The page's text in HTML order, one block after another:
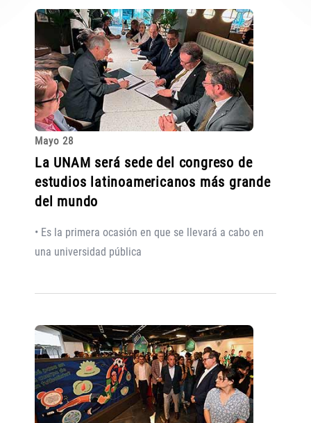
Mayo 28
La UNAM será sede del congreso de
estudios latinoamericanos más grande
del mundo
• Es la primera ocasión en que se llevará a cabo en
una universidad pública